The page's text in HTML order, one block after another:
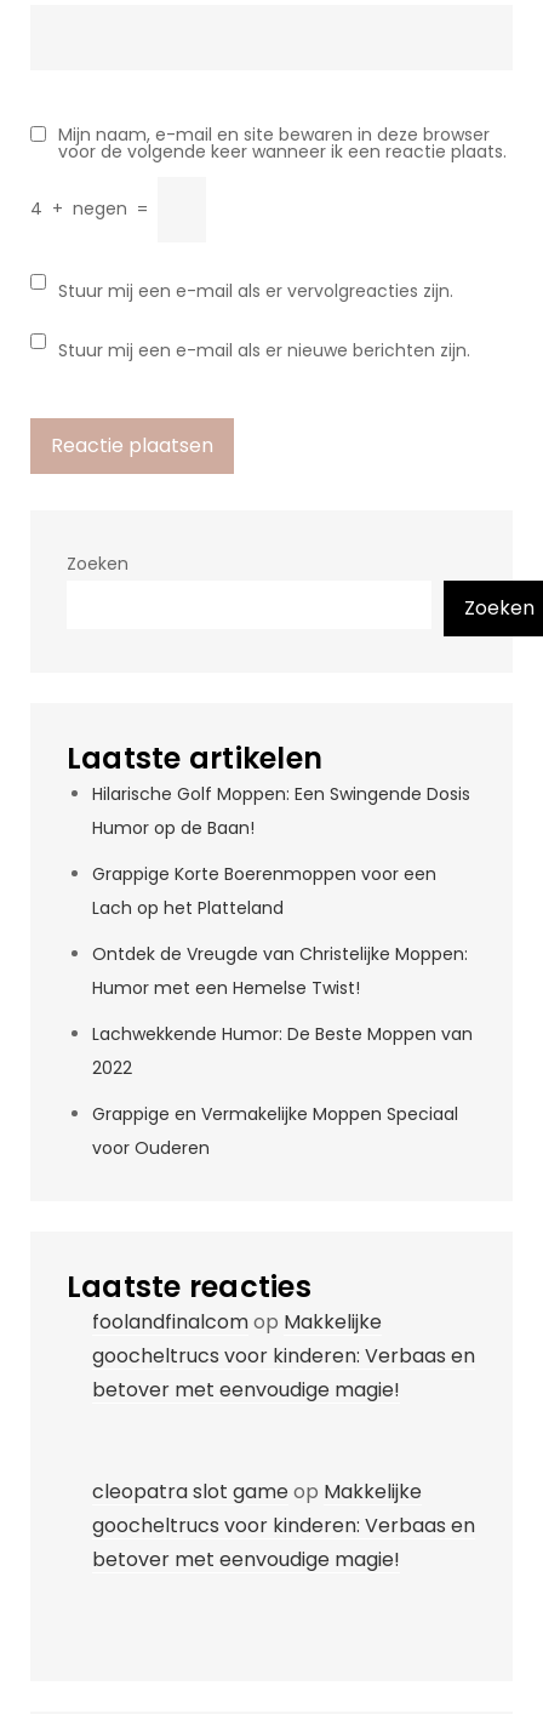
Mijn naam, e-mail en site bewaren in deze browser
voor de volgende keer wanneer ik een reactie plaats.
4 + negen =
Stuur mij een e-mail als er vervolgreacties zijn.
Stuur mij een e-mail als er nieuwe berichten zijn.
Zoeken
Zoeken
Laatste artikelen
Hilarische Golf Moppen: Een Swingende Dosis
Humor op de Baan!
Grappige Korte Boerenmoppen voor een
Lach op het Platteland
Ontdek de Vreugde van Christelijke Moppen:
Humor met een Hemelse Twist!
Lachwekkende Humor: De Beste Moppen van
2022
Grappige en Vermakelijke Moppen Speciaal
voor Ouderen
Laatste reacties
foolandfinalcomop Makkelijke
goocheltrucs voor kinderen: Verbaas en
betover met eenvoudige magie!
cleopatra slot gameop Makkelijke
goocheltrucs voor kinderen: Verbaas en
betover met eenvoudige magie!